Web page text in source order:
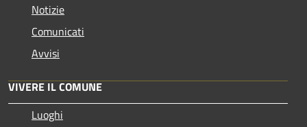
Notizie
Comunicati
Avvisi
VIVERE IL COMUNE
Luoghi